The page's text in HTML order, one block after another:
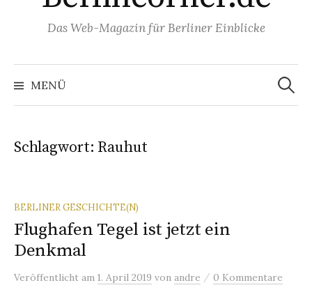
Das Web-Magazin für Berliner Einblicke
MENÜ
Suchen
nach:
Schlagwort: Rauhut
BERLINER GESCHICHTE(N)
Flughafen Tegel ist jetzt ein
Denkmal
Veröffentlicht am 1. April 2019 von andre / 0 Kommentare